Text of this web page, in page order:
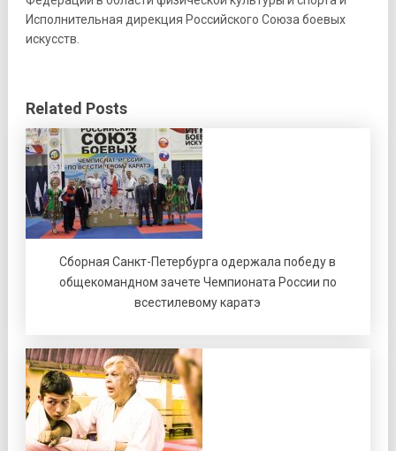
Исполнительная дирекция Российского Союза боевых
искусств.
Related Posts
Сборная Санкт-Петербурга одержала победу в
общекомандном зачете Чемпионата России по
всестилевому каратэ